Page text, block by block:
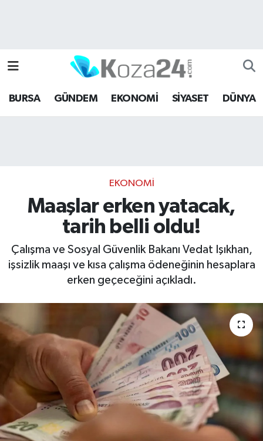
BURSA GÜNDEM EKONOMİ SİYASET DÜNYA
EKONOMİ
Maaşlar erken yatacak,
tarih belli oldu!
Çalışma ve Sosyal Güvenlik Bakanı Vedat Işıkhan,
işsizlik maaşı ve kısa çalışma ödeneğinin hesaplara
erken geçeceğini açıkladı.
Bursa Hava Durumu
Bursa Namaz Vakitleri
Son Dakika Haberleri
Haber Arşivi